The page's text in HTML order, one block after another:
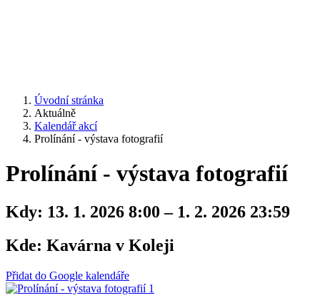
Úvodní stránka
Aktuálně
Kalendář akcí
Prolínání - výstava fotografií
Prolínání - výstava fotografií
Kdy: 13. 1. 2026 8:00 – 1. 2. 2026 23:59
Kde: Kavárna v Koleji
Přidat do Google kalendáře